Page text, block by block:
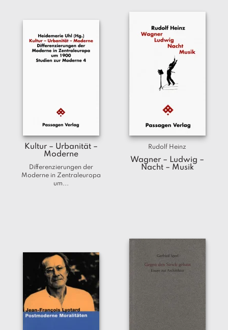
Kultur – Urbanität –
Moderne
Differenzierungen der
Moderne in Zentraleuropa
um...
Rudolf Heinz
Wagner – Ludwig –
Nacht – Musik